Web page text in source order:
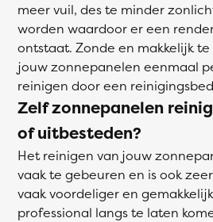
meer vuil, des te minder
worden waardoor er een
ontstaat. Zonde en makkelijk
jouw zonnepanelen eenmaal
reinigen door een
Zelf zonnepanelen
of uitbesteden?
Het reinigen van jouw
vaak te gebeuren en is ook
vaak voordeliger en
professional langs te laten